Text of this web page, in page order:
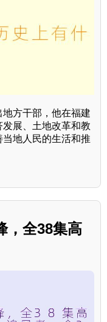
方干部，他在福建
展、土地改革和教
地人民的生活和推
，全38集高